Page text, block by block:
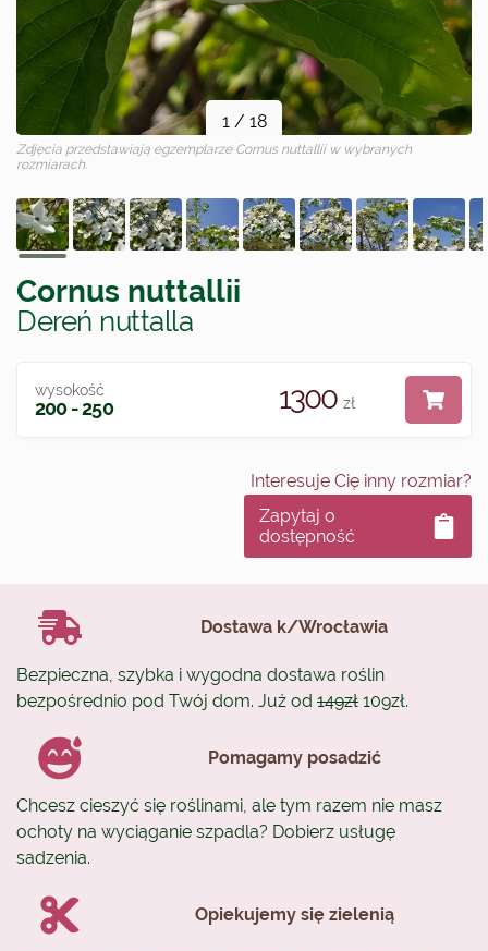
1/ 18
Zdjęcia przedstawiają egzemplarze Cornus nuttalliiw wybranych
rozmiarach.
Cornus nuttallii
Dereń nuttalla
wysokość
200 - 250 1300 zł
Interesuje Cię inny rozmiar?
Zapytaj o
dostępność
Dostawa k/Wrocławia
Bezpieczna, szybka i wygodna dostawa roślin
bezpośrednio pod Twój dom. Już od 149zł 109zł.
Pomagamy posadzić
Chcesz cieszyć się roślinami, ale tym razem nie masz
ochoty na wyciąganie szpadla? Dobierz usługę
sadzenia.
Opiekujemy się zielenią